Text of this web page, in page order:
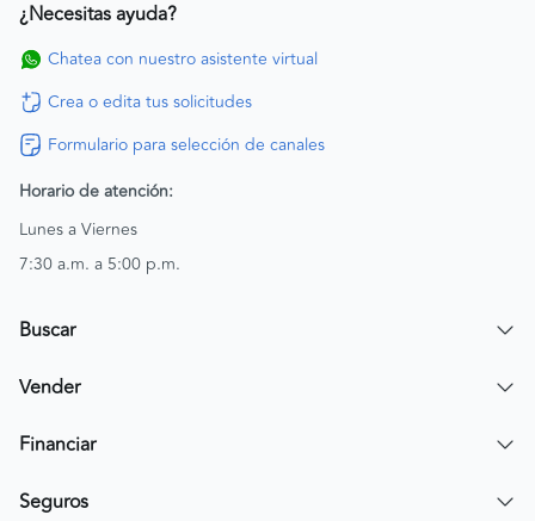
¿Necesitas ayuda?
Chatea con nuestro asistente virtual
Crea o edita tus solicitudes
Formulario para selección de canales
Horario de atención:
Lunes a Viernes
7:30 a.m. a 5:00 p.m.
Buscar
Encuentra un carro
Vender
Publicar mi vehículo
Financiar
Simular crédito
Seguros